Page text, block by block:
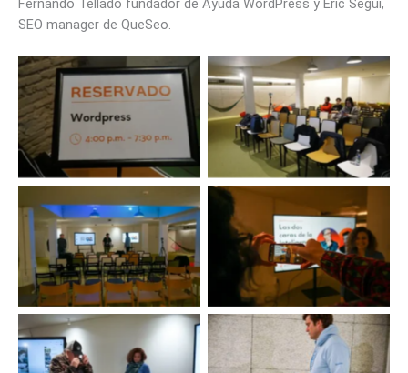
Fernando Tellado fundador de Ayuda WordPress y Eric Seguí,
SEO manager de QueSeo.
Empezamos el WordPress
Day VLC. Foto Nilo Velez
Empezamos el WordPress
Day VLC. Foto Nilo Velez
Empezamos el WordPress
Day VLC. Foto Nilo Velez
Empezamos el WordPress
Day VLC. Foto Nilo Velez
Empezamos el WordPress
Empezamos el WordPress